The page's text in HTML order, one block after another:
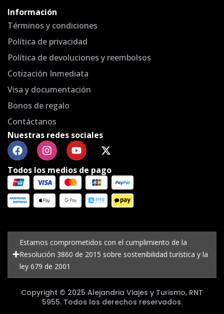
Información
Términos y condiciones
Política de privacidad
Política de devoluciones y reembolsos
Cotización Inmediata
Visa y documentación
Bonos de regalo
Contáctanos
Nuestras redes sociales
Todos los medios de pago
Estamos comprometidos con el cumplimiento de la
Resolución 3860 de 2015 sobre sostenibilidad turística y la
ley 679 de 2001
Copyright © 2025 Alejandria Viajes y Turismo, RNT
5955. Todos los derechos reservados.